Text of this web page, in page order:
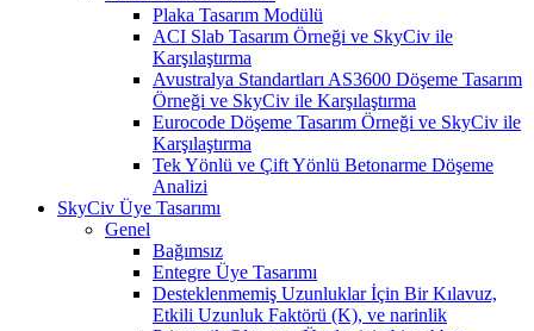
Plaka Tasarım Modülü
ACI Slab Tasarım Örneği ve SkyCiv ile
Karşılaştırma
Avustralya Standartları AS3600 Döşeme Tasarım
Örneği ve SkyCiv ile Karşılaştırma
Eurocode Döşeme Tasarım Örneği ve SkyCiv ile
Karşılaştırma
Tek Yönlü ve Çift Yönlü Betonarme Döşeme
Analizi
SkyCiv Üye Tasarımı
Genel
Bağımsız
Entegre Üye Tasarımı
Desteklenmemiş Uzunluklar İçin Bir Kılavuz,
Etkili Uzunluk Faktörü (K), ve narinlik